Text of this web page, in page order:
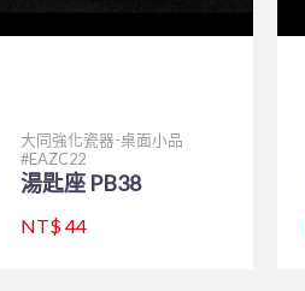
大同強化瓷器-桌面小品
EAZC22
湯匙座 PB38
NT$ 44